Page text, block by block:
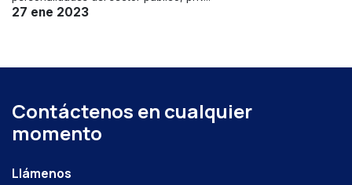
27 ene 2023
Contáctenos en cualquier
momento
Llámenos